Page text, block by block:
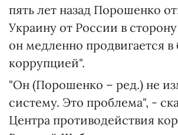
пять лет назад Порошенко
Украину от России в
он медленно продвигается в
коррупцией".
"Он (Порошенко – ред.) не
систему. Это проблема", -
Центра противодействия